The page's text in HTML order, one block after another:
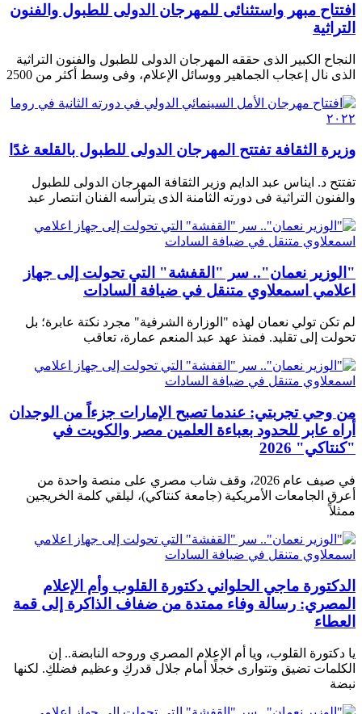
افتتاح مبهر واستثنائى للمهرجان الدولى للطبول والفنون
التراثية
النجاح الكبير الذى حققه المهرجان الدولى للطبول والفنون التراثية
الذى نال إعجاب الجماهير ووسائل الإعلام، وفى وسط أكثر من 2500
وزيرة الثقافة تفتتح المهرجان الدولى للطبول بالقلعة غدًا
تفتتح د. ايناس عبد الدايم وزير الثقافة المهرجان الدولى للطبول
والفنون التراثية فى دورته الثامنة الذى يترأسه الفنان انتصار عبد
"الوزير نعمان".. سر "القفشة" التي تحولت إلى جهاز
اعلامي اسمعلاوي متنقل في ضيافة السادات
لم تكن تولي نعمان لهذه "الوزارة الشرفية" مجرد نكتة عابرة؛ بل
تحولت إلى تقليد. فمنذ عهد عبد المنعم عمارة، تعاقب
من وحي تجربتي: عندما تصبح الإمارات جزءاً من الوجدان
أراه عابر للحدود بعباءة العلمين مصر والكويت في
"كنتاكي" 2026
في صيف عام 2026، وقف شاب مصري على منصة واحدة من
أعرق الجامعات الأمريكية (جامعة كنتاكي)، ليلقي كلمة الخريجين
ممثلاً
الدكتورة ماجي الحلواني دكتورة القلوب وأم الإعلام
المصري: رسالة وفاء ممتدة من ضفاف الذاكرة إلى قمة
العطاء
يا دكتورة القلوب، ويا أم الإعلام المصري وروحه النابضة.. إن
الكلمات تضيق وتتوارى خجلًا أمام جلال قدركِ وعظيم فضلكِ. لكنها
نبضة